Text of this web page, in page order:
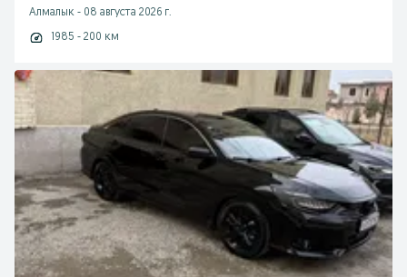
Алмалык - 08 августа 2026 г.
1985 - 200 км